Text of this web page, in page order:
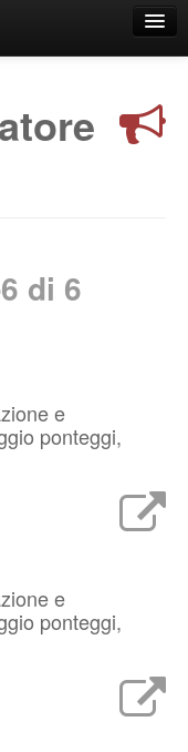
di 6
e
ponteggi,
e
ponteggi,